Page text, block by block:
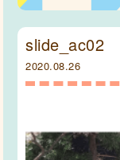
slide_ac02
2020.08.26